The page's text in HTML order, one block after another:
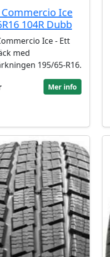
Commercio Ice
104R Dubb
Ice - Ett
med
195/65-R16.
Mer info